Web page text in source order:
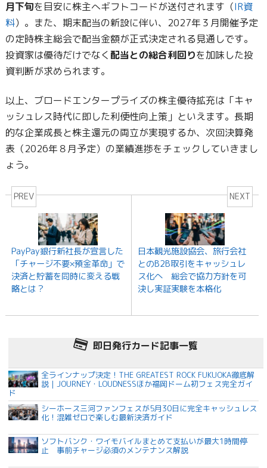
月下旬を目安に株主へギフトコードが送付されます（IR資
料）。また、期末配当の新設に伴い、2027年３月開催予定
の定時株主総会で配当金額が正式決定される見通しです。
投資家は優待だけでなく配当との総合利回りを加味した投
資判断が求められます。
以上、ブロードエンタープライズの株主優待拡充は「キャ
ッシュレス時代に即した利便性向上策」といえます。長期
的な企業成長と株主還元の両立が実現するか、次回決算発
表（2026年８月予定）の業績進捗をチェックしていきまし
ょう。
PREV
PayPay銀行新社長が宣言した
「チャージ不要×預金革命」で
決済と貯蓄を同時に変える戦
略とは？
NEXT
日本観光施設協会、旅行会社
とのB2B取引をキャッシュレ
ス化へ 総会で協力方針を可
決し実証実験を本格化
即日発行カード記事一覧
全ラインナップ決定！THE GREATEST ROCK FUKUOKA徹底解
説｜JOURNEY・LOUDNESSほか福岡ドーム初フェス完全ガイ
ド
シーホース三河ファンフェスが5月30日に完全キャッシュレス
化！混雑ゼロで楽しむ最新決済ガイド
ソフトバンク・ワイモバイルまとめて支払いが最大1時間停
止 事前チャージ必須のメンテナンス解説